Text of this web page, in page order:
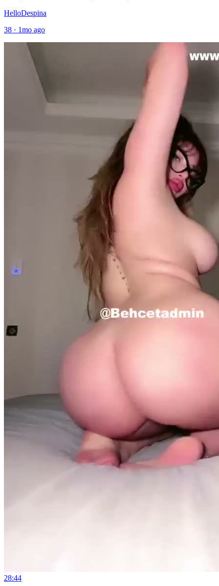
HelloDespina
38 · 1mo ago
28:44